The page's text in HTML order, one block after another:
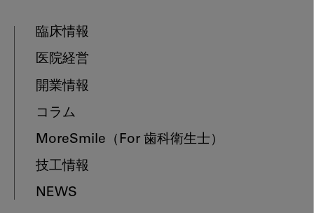
臨床情報
医院経営
開業情報
コラム
MoreSmile （For 歯科衛生士）
技工情報
NEWS